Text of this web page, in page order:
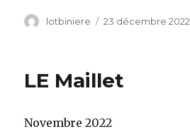
Auteur
lotbiniere
Publié
23 décembre 2022
LE Maillet
Novembre 2022